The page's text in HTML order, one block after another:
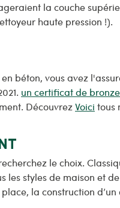
la couche
haute pression !).
béton, vous avez
un certificat de
DécouvrezVoici tous
le choix.
styles de maison et
la construction